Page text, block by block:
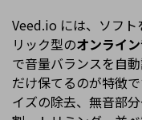
Veed.io には、ソフ
リック型のオンライ
で音量バランスを自
だけ保てるのが特徴
イズの除去、無音部